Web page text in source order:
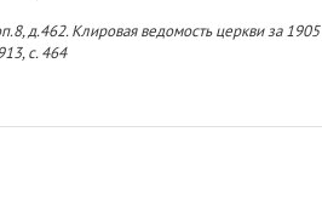
д.462. Клировая ведомость церкви за
с. 464